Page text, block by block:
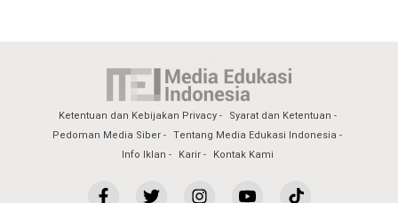
Ketentuan dan Kebijakan Privacy
Syarat dan Ketentuan
Pedoman Media Siber
Tentang Media Edukasi Indonesia
Info Iklan
Karir Kontak Kami